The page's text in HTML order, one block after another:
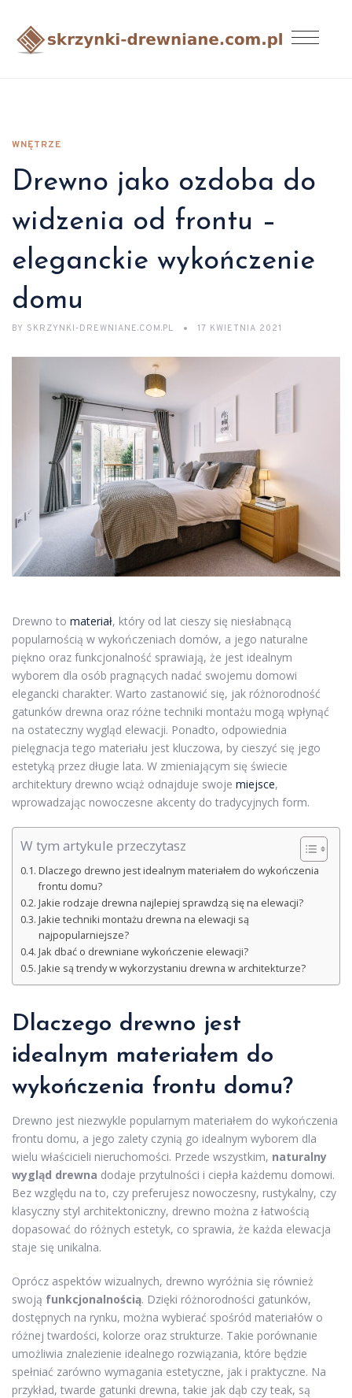
WNĘTRZE
Drewno jako ozdoba do
widzenia od frontu –
eleganckie wykończenie
domu
BY SKRZYNKI-DREWNIANE.COM.PL 17 KWIETNIA 2021
Drewno to materiał, który od lat cieszy się niesłabnącą
popularnością w wykończeniach domów, a jego naturalne
piękno oraz funkcjonalność sprawiają, że jest idealnym
wyborem dla osób pragnących nadać swojemu domowi
elegancki charakter. Warto zastanowić się, jak różnorodność
gatunków drewna oraz różne techniki montażu mogą wpłynąć
na ostateczny wygląd elewacji. Ponadto, odpowiednia
pielęgnacja tego materiału jest kluczowa, by cieszyć się jego
estetyką przez długie lata. W zmieniającym się świecie
architektury drewno wciąż odnajduje swoje miejsce,
wprowadzając nowoczesne akcenty do tradycyjnych form.
W tym artykule przeczytasz
Dlaczego drewno jest idealnym materiałem do wykończenia
frontu domu?
Jakie rodzaje drewna najlepiej sprawdzą się na elewacji?
Jakie techniki montażu drewna na elewacji są
najpopularniejsze?
Jak dbać o drewniane wykończenie elewacji?
Jakie są trendy w wykorzystaniu drewna w architekturze?
Dlaczego drewno jest
idealnym materiałem do
wykończenia frontu domu?
Drewno jest niezwykle popularnym materiałem do wykończenia
frontu domu, a jego zalety czynią go idealnym wyborem dla
wielu właścicieli nieruchomości. Przede wszystkim, naturalny
wygląd drewna dodaje przytulności i ciepła każdemu domowi.
Bez względu na to, czy preferujesz nowoczesny, rustykalny, czy
klasyczny styl architektoniczny, drewno można z łatwością
dopasować do różnych estetyk, co sprawia, że każda elewacja
staje się unikalna.
Oprócz aspektów wizualnych, drewno wyróżnia się również
swoją funkcjonalnością. Dzięki różnorodności gatunków,
dostępnych na rynku, można wybierać spośród materiałów o
różnej twardości, kolorze oraz strukturze. Takie porównanie
umożliwia znalezienie idealnego rozwiązania, które będzie
spełniać zarówno wymagania estetyczne, jak i praktyczne. Na
przykład, twarde gatunki drewna, takie jak dąb czy teak, są